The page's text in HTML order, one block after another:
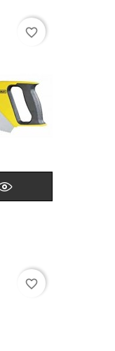
favorite_border
favorite_border